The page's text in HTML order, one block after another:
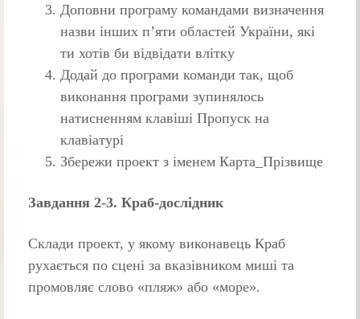
Доповни програму командами визначення
назви інших п’яти областей України, які
ти хотів би відвідати влітку
Додай до програми команди так, щоб
виконання програми зупинялось
натисненням клавіші Пропуск на
клавіатурі
Збережи проект з іменем Карта_Прізвище
Завдання 2-3. Краб-дослідник
Склади проект, у якому виконавець Краб
рухається по сцені за вказівником миші та
промовляє слово «пляж» або «море».